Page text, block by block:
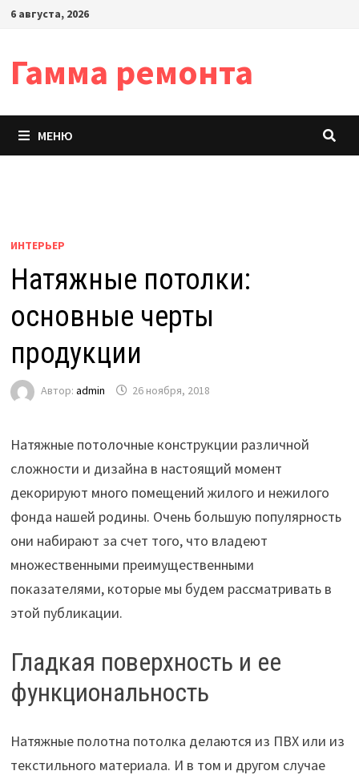
Перейти
6 августа, 2026
Гамма ремонта
МЕНЮ
ИНТЕРЬЕР
Натяжные потолки:
основные черты
продукции
Автор: admin 26 ноября, 2018
Натяжные потолочные конструкции различной
сложности и дизайна в настоящий момент
декорируют много помещений жилого и нежилого
фонда нашей родины. Очень большую популярность
они набирают за счет того, что владеют
множественными преимущественными
показателями, которые мы будем рассматривать в
этой публикации.
Гладкая поверхность и ее
функциональность
Натяжные полотна потолка делаются из ПВХ или из
текстильного материала. И в том и другом случае